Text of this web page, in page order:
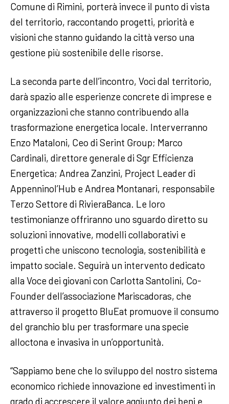
Comune di Rimini, porterà invece il punto di vista
del territorio, raccontando progetti, priorità e
visioni che stanno guidando la città verso una
gestione più sostenibile delle risorse.
La seconda parte dell’incontro, Voci dal territorio,
darà spazio alle esperienze concrete di imprese e
organizzazioni che stanno contribuendo alla
trasformazione energetica locale. Interverranno
Enzo Mataloni, Ceo di Serint Group; Marco
Cardinali, direttore generale di Sgr Efficienza
Energetica; Andrea Zanzini, Project Leader di
Appenninol’Hub e Andrea Montanari, responsabile
Terzo Settore di RivieraBanca. Le loro
testimonianze offriranno uno sguardo diretto su
soluzioni innovative, modelli collaborativi e
progetti che uniscono tecnologia, sostenibilità e
impatto sociale. Seguirà un intervento dedicato
alla Voce dei giovani con Carlotta Santolini, Co-
Founder dell’associazione Mariscadoras, che
attraverso il progetto BluEat promuove il consumo
del granchio blu per trasformare una specie
alloctona e invasiva in un’opportunità.
“Sappiamo bene che lo sviluppo del nostro sistema
economico richiede innovazione ed investimenti in
grado di accrescere il valore aggiunto dei beni e